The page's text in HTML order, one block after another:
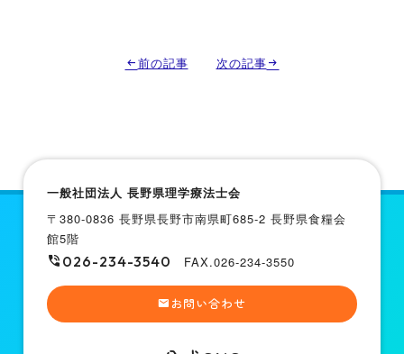
前の記事 次の記事
一般社団法人 長野県理学療法士会
〒380-0836 長野県長野市南県町685-2 長野県食糧会
館5階
026-234-3540 FAX.026-234-3550
お問い合わせ